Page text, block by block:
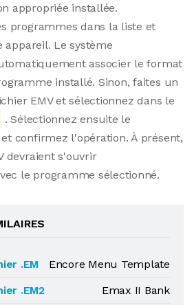
appropriée installée.
programmes dans la liste et
Le système
associer le format
installé. Sinon, faites un
EMV et sélectionnez dans le
. Sélectionnez ensuite le
confirmez l'opération. À présent,
devraient s'ouvrir
le programme sélectionné.
.EM
Encore Menu Template
.EM2
Emax II Bank